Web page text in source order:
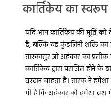
कार्तिकेय का
यदि आप कार्तिकेय की मूर्ति
है, बल्कि यह कुंडलिनी शक्ति का
तारकासुर जो अहंकार का
कार्तिकेय द्वारा पराजित होने
वरदान चाहता है। तारक ने
भी है कि अहंकार को हमेशा वश